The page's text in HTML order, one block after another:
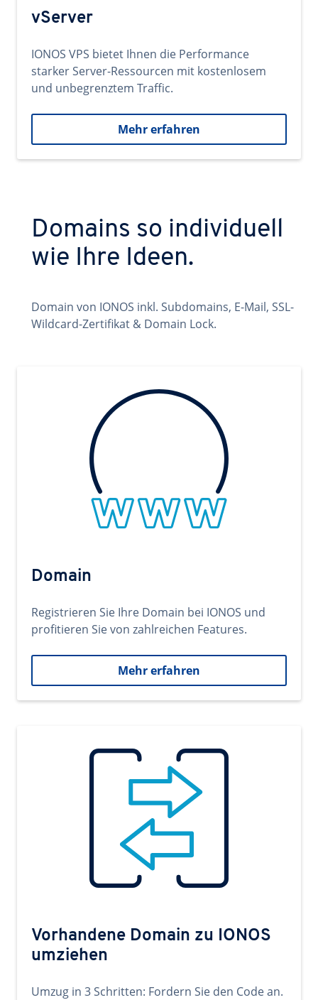
vServer
IONOS VPS bietet Ihnen die Performance
starker Server-Ressourcen mit kostenlosem
und unbegrenztem Traffic.
Mehr erfahren
Domains so individuell
wie Ihre Ideen.
Domain von IONOS inkl. Subdomains, E-Mail, SSL-
Wildcard-Zertifikat & Domain Lock.
Domain
Registrieren Sie Ihre Domain bei IONOS und
profitieren Sie von zahlreichen Features.
Mehr erfahren
Vorhandene Domain zu IONOS
umziehen
Umzug in 3 Schritten: Fordern Sie den Code an.